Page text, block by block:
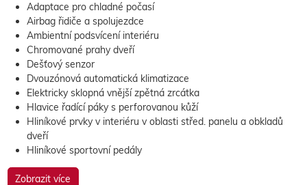
Adaptace pro chladné počasí
Airbag řidiče a spolujezdce
Ambientní podsvícení interiéru
Chromované prahy dveří
Dešťový senzor
Dvouzónová automatická klimatizace
Elektricky sklopná vnější zpětná zrcátka
Hlavice řadící páky s perforovanou kůží
Hliníkové prvky v interiéru v oblasti střed. panelu a obkladů
dveří
Hliníkové sportovní pedály
Zobrazit více